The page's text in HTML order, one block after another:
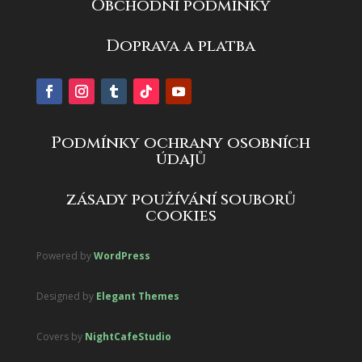
Obchodní podmínky
Doprava a platba
Podmínky ochrany osobních
údajů
zásady používání souborů
cookies
Powered byWordPress
Designed by Elegant Themes
Covers by NightCafeStudio